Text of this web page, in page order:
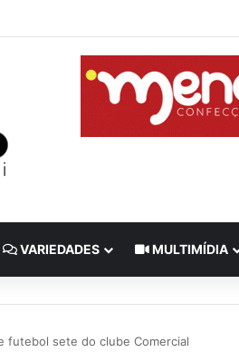
VARIEDADES MULTIMÍDIA
futebol sete do clube Comercial